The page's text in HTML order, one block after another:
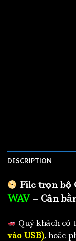
DESCRIPTION
File trọn bộ
WAV – Cân
Quý khách có
vào USB), hoặc